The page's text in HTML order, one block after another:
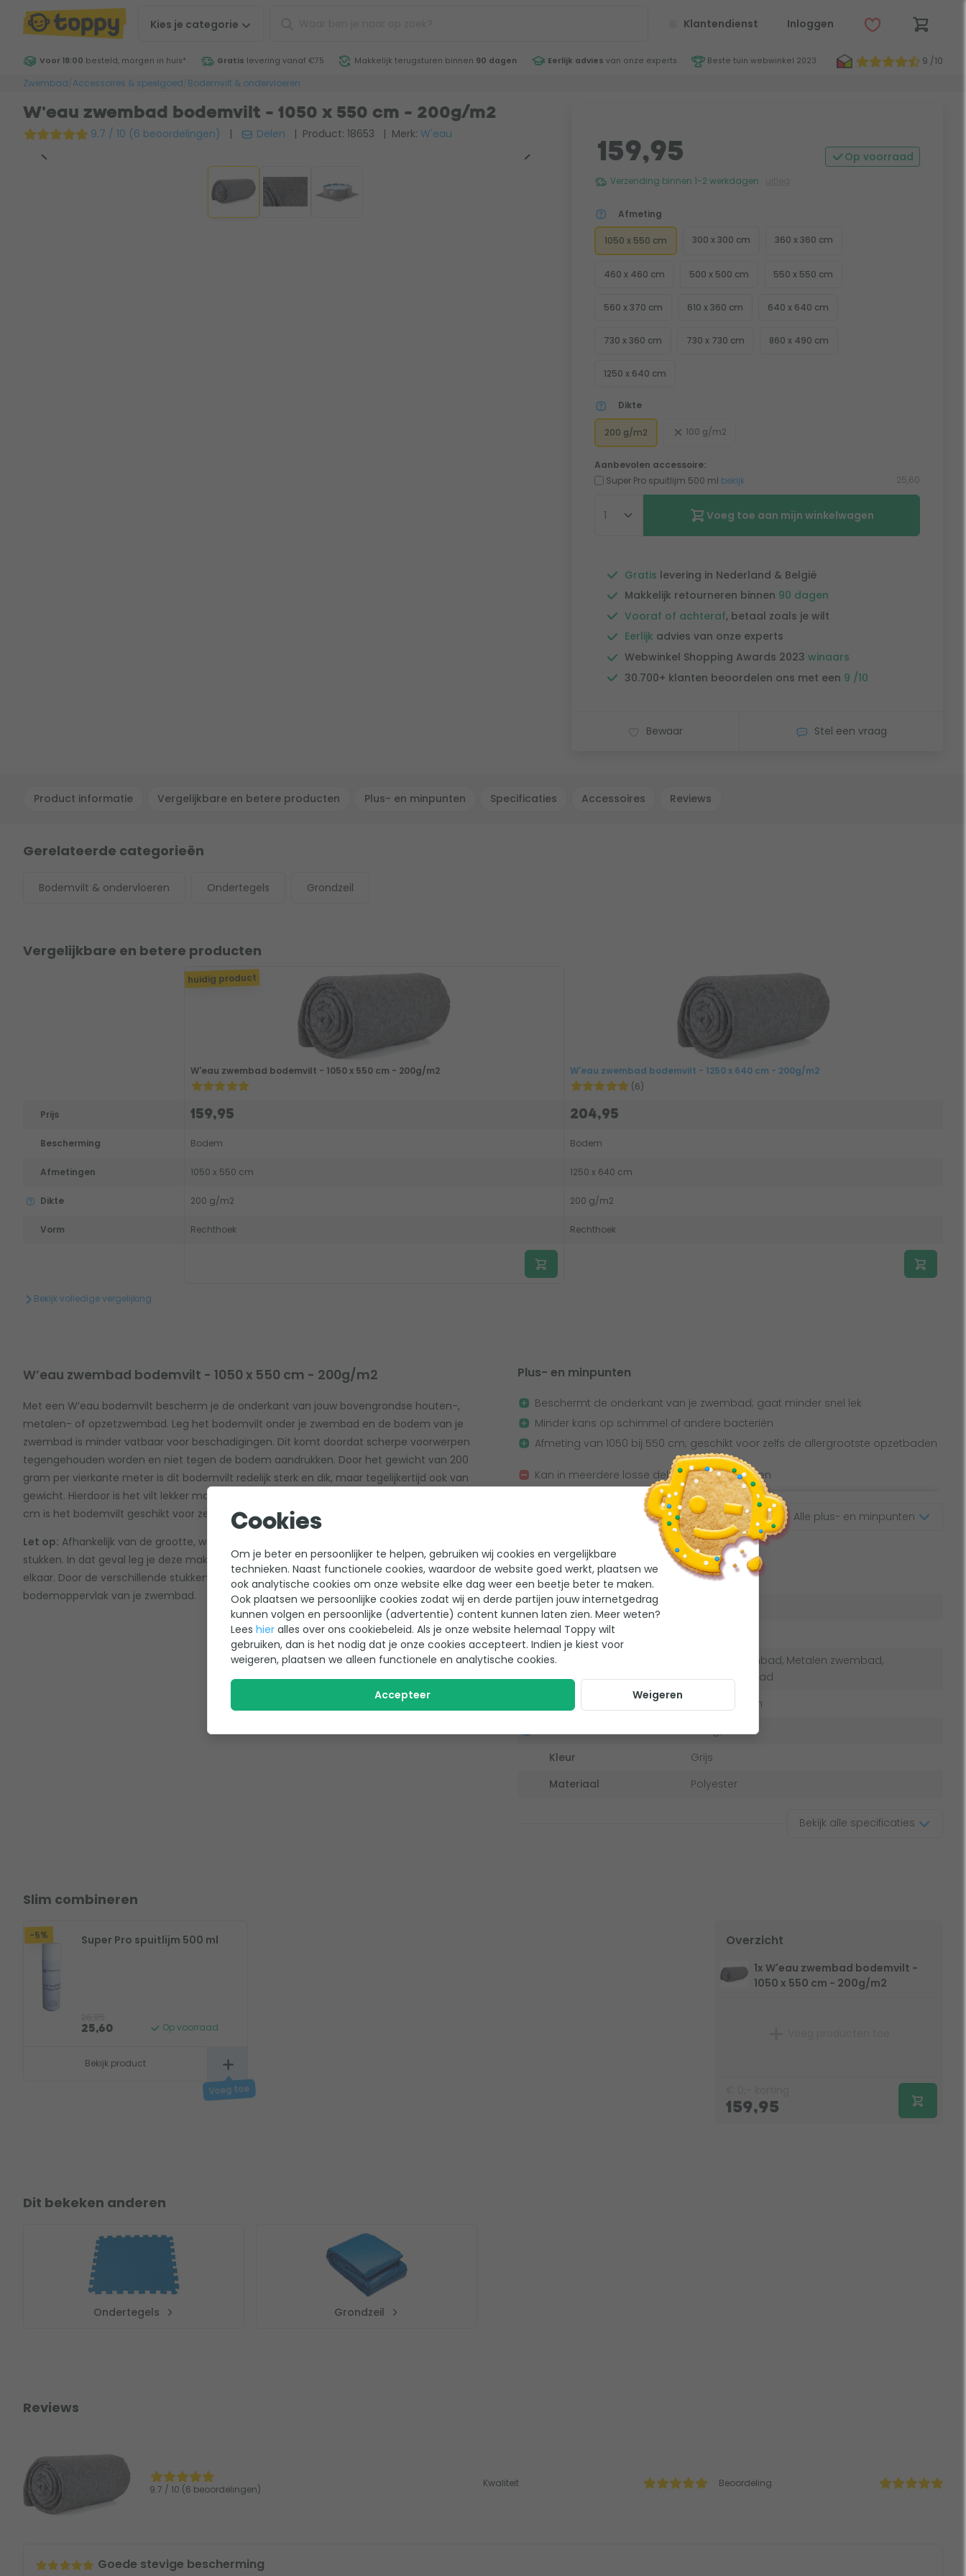
Kies je categorie Klantendienst Inloggen
Voor 18:00 besteld, morgen in huis* Gratis levering vanaf €75 Makkelijk terugsturen binnen 90 dagen Eerlijk advies van onze experts Beste tuin webwinkel 2023
9 /10
Zwembad Accessoires & speelgoed Bodemvilt & ondervloeren
W'eau zwembad bodemvilt - 1050 x 550 cm - 200g/m2
9.7 / 10 (6 beoordelingen) | Delen | Product: 18653 | Merk:W'eau
159,95 Op voorraad
Verzending binnen 1-2 werkdagen
Afmeting
1050 x 550 cm 300 x 300 cm 360 x 360 cm
460 x 460 cm 500 x 500 cm 550 x 550 cm
560 x 370 cm 610 x 360 cm 640 x 640 cm
730 x 360 cm 730 x 730 cm 860 x 490 cm
1250 x 640 cm
Dikte
200 g/m2 100 g/m2
Aanbevolen accessoire:
Super Pro spuitlijm 500 ml bekijk 25,60
Voeg toe aan mijn winkelwagen
Gratis levering in Nederland & België
Makkelijk retourneren binnen 90 dagen
Vooraf of achteraf, betaal zoals je wilt
Eerlijk advies van onze experts
Webwinkel Shopping Awards 2023 winaars
30.700+ klanten beoordelen ons met een 9 /10
Bewaar Stel een vraag
Product informatie Vergelijkbare en betere producten Plus- en minpunten Specificaties Accessoires Reviews
Gerelateerde categorieën
Bodemvilt & ondervloeren Ondertegels Grondzeil
Vergelijkbare en betere producten
Prijs
Bescherming
Afmetingen
Dikte
Vorm
huidig product
W'eau zwembad bodemvilt - 1050 x 550 cm - 200g/m2
159,95
Bodem
1050 x 550 cm
200 g/m2
Rechthoek
W'eau zwembad bodemvilt - 1250 x 640 cm - 200g/m2
(6)
204,95
Bodem
1250 x 640 cm
200 g/m2
Rechthoek
Bekijk volledige vergelijking
W’eau zwembad bodemvilt - 1050 x 550 cm - 200g/m2
Met een W’eau bodemvilt bescherm je de onderkant van jouw bovengrondse houten-,
metalen- of opzetzwembad. Leg het bodemvilt onder je zwembad en de bodem van je
zwembad is minder vatbaar voor beschadigingen. Dit komt doordat scherpe voorwerpen
tegengehouden worden en niet tegen de bodem aandrukken. Door het gewicht van 200
gram per vierkante meter is dit bodemvilt redelijk sterk en dik, maar tegelijkertijd ook van
gewicht. Hierdoor is het vilt lekker makkelijk in gebruik. En met een afmeting van 1050 bij 550
cm is het bodemvilt geschikt voor zelfs het grootste opzetbad van 975 bij 488 cm!
Let op: Afhankelijk van de grootte, wordt het grondzeil af en toe geleverd in meerdere
stukken. In dat geval leg je deze makkelijk tegen elkaar of verbind je ze met duct tape aan
elkaar. Door de verschillende stukken met elkaar te verbinden, bedek je altijd het volledige
bodemoppervlak van je zwembad.
Plus- en minpunten
Beschermt de onderkant van je zwembad; gaat minder snel lek
Minder kans op schimmel of andere bacteriën
Afmeting van 1050 bij 550 cm; geschikt voor zelfs de allergrootste opzetbaden
Kan in meerdere losse delen geleverd worden
Alle plus- en minpunten
Belangrijkste specificaties
Type ondervloer
Bescherming
Houten zwembad, Metalen zwembad,
Opzetzwembad
Afmetingen
1050 x 550 cm
Dikte
200 g/m2
Kleur
Grijs
Materiaal
Polyester
Bekijk alle specificaties
Slim combineren
-5% Super Pro spuitlijm 500 ml
25,60 Op voorraad
Bekijk product
Overzicht
1x W'eau zwembad bodemvilt -
1050 x 550 cm - 200g/m2
159,95
Dit bekeken anderen
Ondertegels Grondzeil
Reviews
9.7 / 10 (6 beoordelingen)
Kwaliteit Beoordeling
Goede stevige bescherming
Cookies
Om je beter en persoonlijker te helpen, gebruiken wij cookies en vergelijkbare
technieken. Naast functionele cookies, waardoor de website goed werkt, plaatsen we
ook analytische cookies om onze website elke dag weer een beetje beter te maken.
Ook plaatsen we persoonlijke cookies zodat wij en derde partijen jouw internetgedrag
kunnen volgen en persoonlijke (advertentie) content kunnen laten zien. Meer weten?
Lees hier alles over ons cookiebeleid. Als je onze website helemaal Toppy wilt
gebruiken, dan is het nodig dat je onze cookies accepteert. Indien je kiest voor
weigeren, plaatsen we alleen functionele en analytische cookies.
Accepteer Weigeren